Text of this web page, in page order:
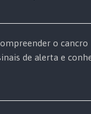
o cancro
de alerta e